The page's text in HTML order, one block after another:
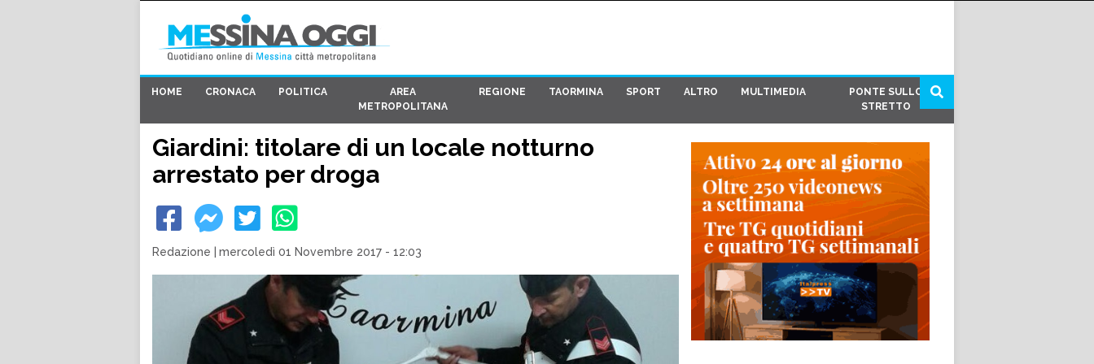
HOME CRONACA POLITICA
AREA
METROPOLITANA
REGIONE TAORMINA SPORT ALTRO MULTIMEDIA
PONTE SULLO
STRETTO
Giardini: titolare di un locale notturno
arrestato per droga
Redazione mercoledì 01 Novembre 2017 - 12:03